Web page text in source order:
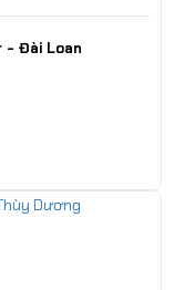
- Đài Loan